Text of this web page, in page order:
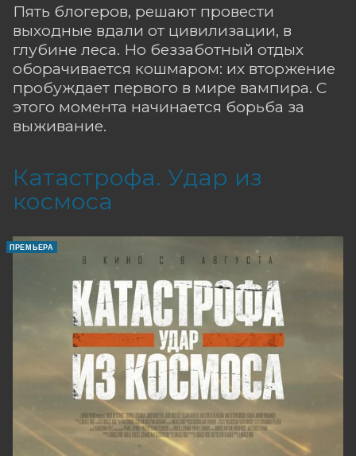
Пять блогеров, решают провести
выходные вдали от цивилизации, в
глубине леса. Но беззаботный отдых
оборачивается кошмаром: их вторжение
пробуждает первого в мире вампира. С
этого момента начинается борьба за
выживание.
Катастрофа. Удар из
космоса
ПРЕМЬЕРА